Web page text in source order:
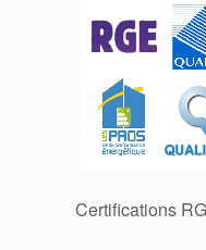
Certifications